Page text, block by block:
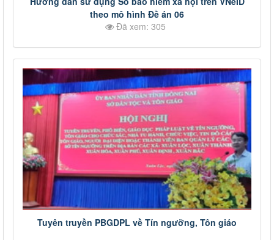
theo mô hình Đề án 06
Đã xem: 305
Tuyên truyền PBGDPL về Tín ngưỡng, Tôn giáo